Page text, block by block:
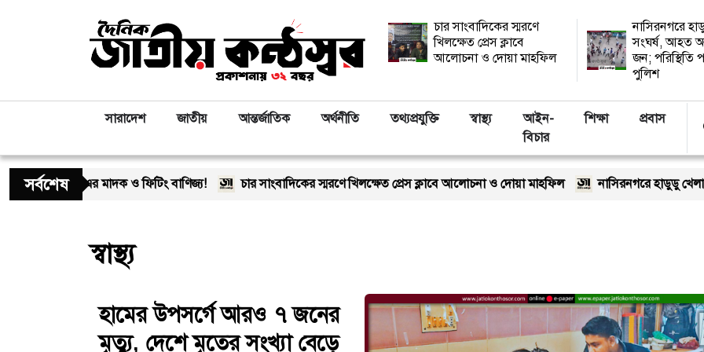
চার সাংবাদিকের স্মরণে
খিলক্ষেত প্রেস ক্লাবে
আলোচনা ও দোয়া মাহফিল
নাসিরনগরে
সংঘর্ষ, আহত
জন; পরিস্থিতি
পুলিশ
সারাদেশ জাতীয় আন্তর্জাতিক অর্থনীতি তথ্যপ্রযুক্তি স্বাস্থ্য
আইন-
বিচার
শিক্ষা প্রবাস
সর্বশেষ
গং’-এর মাদক ও ফিটিং বাণিজ্য! চার সাংবাদিকের স্মরণে খিলক্ষেত প্রেস ক্লাবে আলোচনা ও দোয়া মাহফিল নাসিরনগরে হাডুডু খেলা শেষে
স্বাস্থ্য
হামের উপসর্গে আরও ৭ জনের
মৃত্যু, দেশে মৃতের সংখ্যা বেড়ে